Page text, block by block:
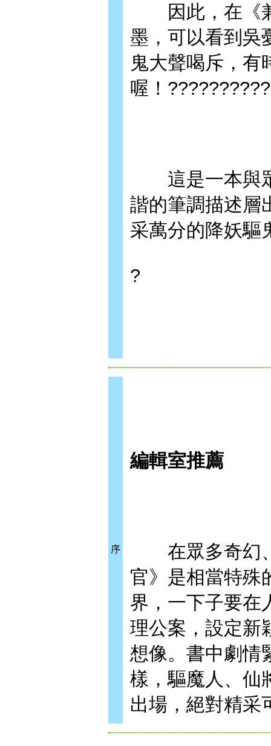
因此，在《兼
墨，可以看到吳
鬼大聲喝斥，有
喔！
這是一本與眾
諧的筆調描述層
采萬分的降妖驅
?
序
編輯室推薦
在眾多奇幻、
官》是相當特殊
界，一下子要在
理公案，設定新
想像。書中劇情
樣，驅魔人、
出場，絕對精采